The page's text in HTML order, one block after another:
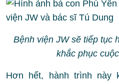
Bệnh viện JW sẽ tiếp tục
khắc phục
Hơn hết, hành trình này